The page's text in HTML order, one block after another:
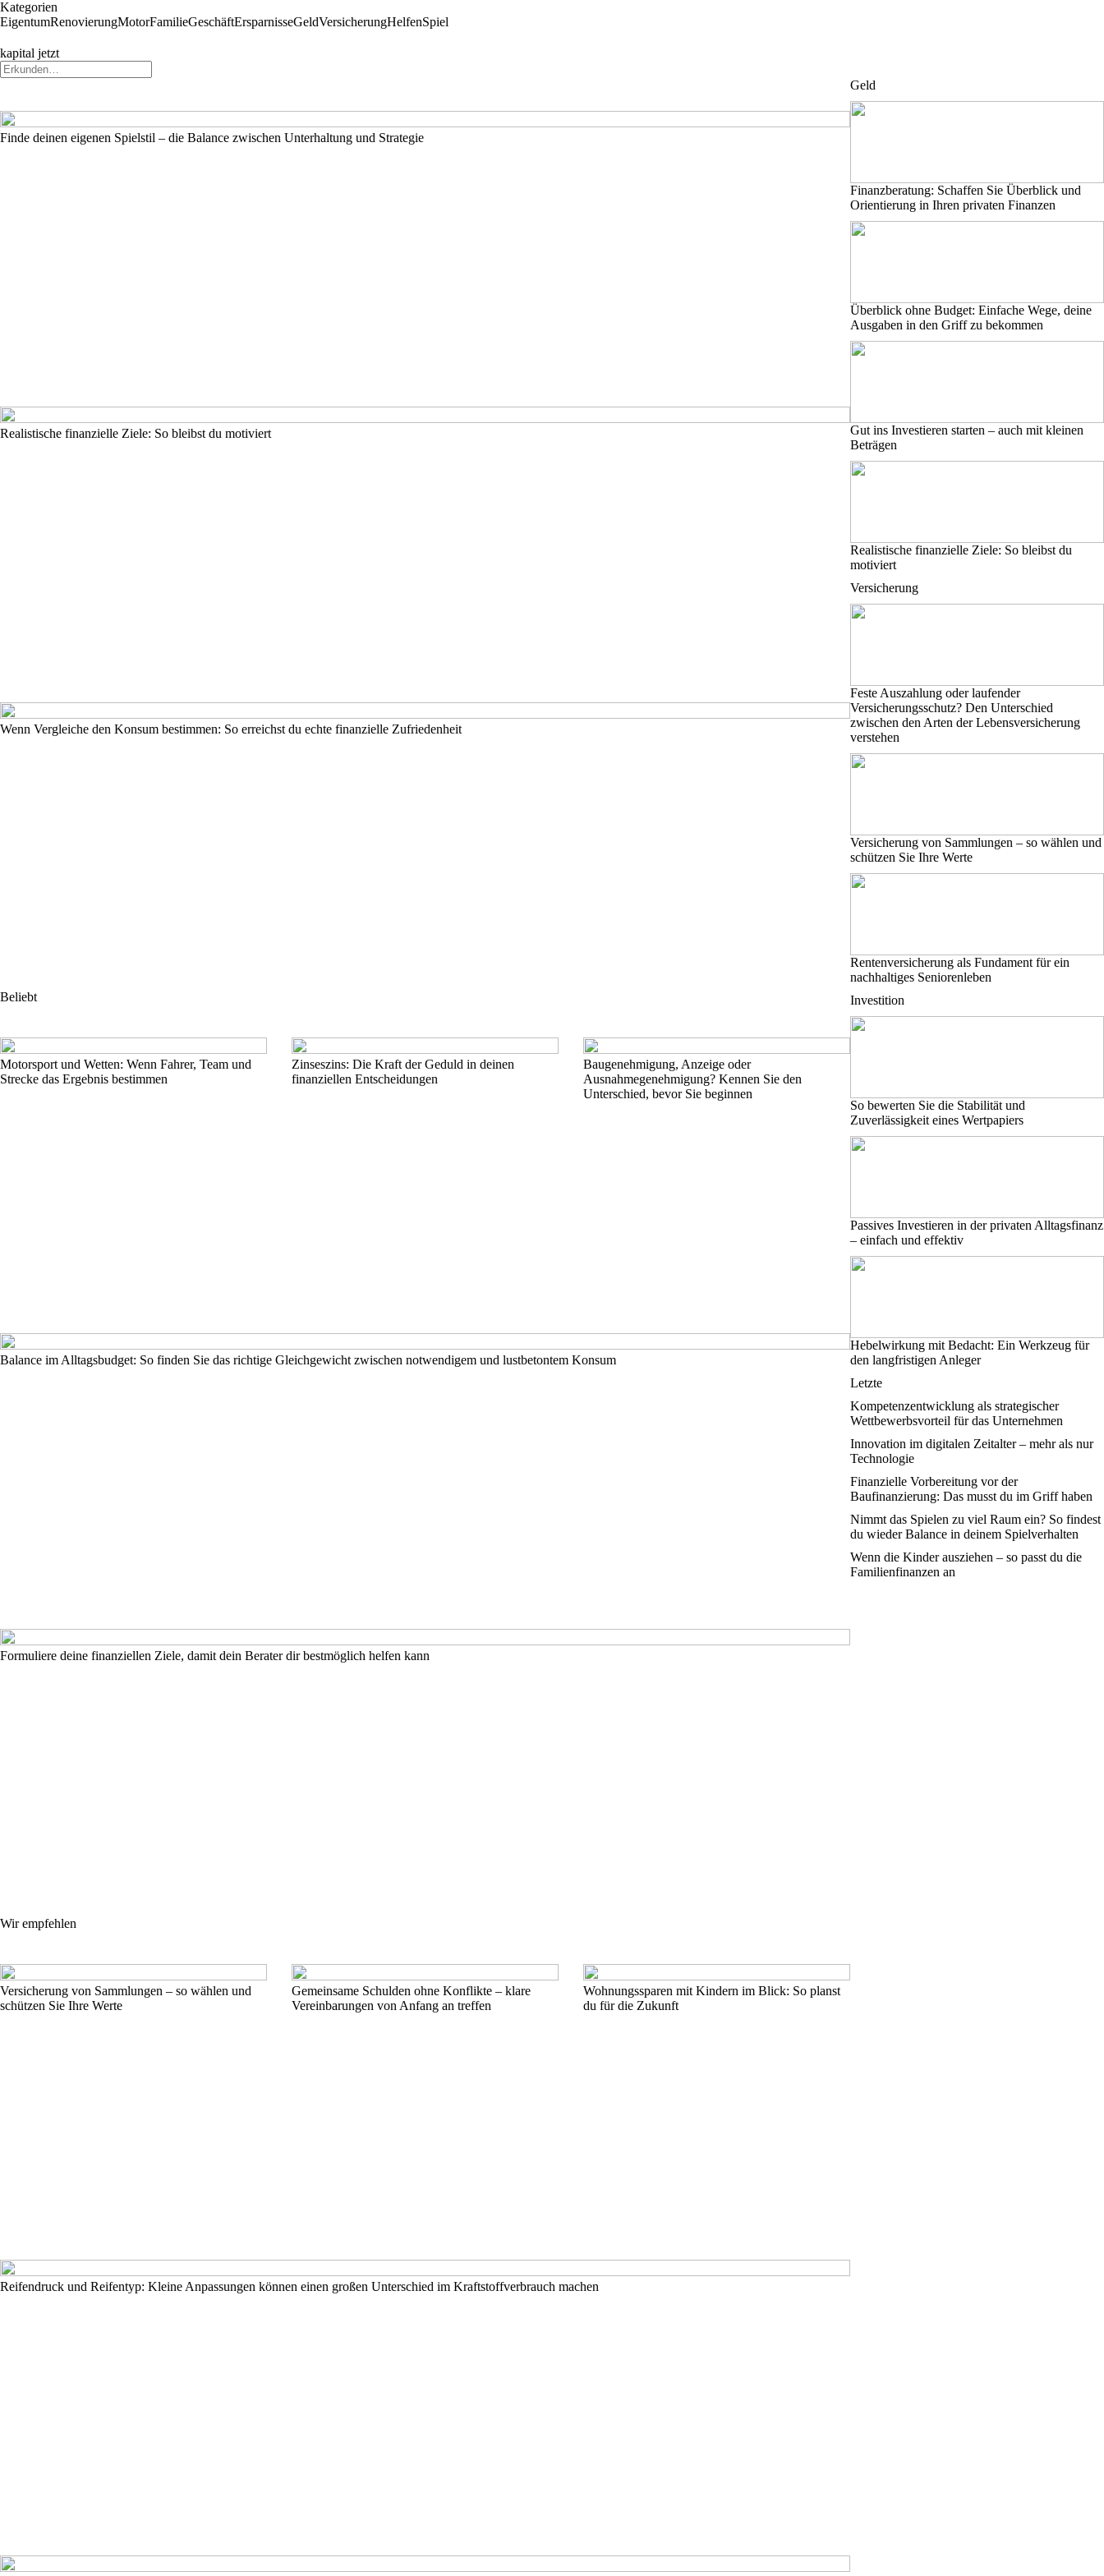
Kategorien
EigentumRenovierungMotorFamilieGeschäftErsparnisseGeldVersicherungHelfenSpiel
kapital jetzt
Finde deinen eigenen Spielstil – die Balance zwischen Unterhaltung und Strategie
Realistische finanzielle Ziele: So bleibst du motiviert
Wenn Vergleiche den Konsum bestimmen: So erreichst du echte finanzielle Zufriedenheit
Beliebt
Motorsport und Wetten: Wenn Fahrer, Team und
Strecke das Ergebnis bestimmen
Zinseszins: Die Kraft der Geduld in deinen
finanziellen Entscheidungen
Baugenehmigung, Anzeige oder
Ausnahmegenehmigung? Kennen Sie den
Unterschied, bevor Sie beginnen
Balance im Alltagsbudget: So finden Sie das richtige Gleichgewicht zwischen notwendigem und lustbetontem Konsum
Formuliere deine finanziellen Ziele, damit dein Berater dir bestmöglich helfen kann
Wir empfehlen
Versicherung von Sammlungen – so wählen und
schützen Sie Ihre Werte
Gemeinsame Schulden ohne Konflikte – klare
Vereinbarungen von Anfang an treffen
Wohnungssparen mit Kindern im Blick: So planst
du für die Zukunft
Reifendruck und Reifentyp: Kleine Anpassungen können einen großen Unterschied im Kraftstoffverbrauch machen
Geld
Finanzberatung: Schaffen Sie Überblick und
Orientierung in Ihren privaten Finanzen
Überblick ohne Budget: Einfache Wege, deine
Ausgaben in den Griff zu bekommen
Gut ins Investieren starten – auch mit kleinen
Beträgen
Realistische finanzielle Ziele: So bleibst du
motiviert
Versicherung
Feste Auszahlung oder laufender
Versicherungsschutz? Den Unterschied
zwischen den Arten der Lebensversicherung
verstehen
Versicherung von Sammlungen – so wählen und
schützen Sie Ihre Werte
Rentenversicherung als Fundament für ein
nachhaltiges Seniorenleben
Investition
So bewerten Sie die Stabilität und
Zuverlässigkeit eines Wertpapiers
Passives Investieren in der privaten Alltagsfinanz
– einfach und effektiv
Hebelwirkung mit Bedacht: Ein Werkzeug für
den langfristigen Anleger
Letzte
Kompetenzentwicklung als strategischer
Wettbewerbsvorteil für das Unternehmen
Innovation im digitalen Zeitalter – mehr als nur
Technologie
Finanzielle Vorbereitung vor der
Baufinanzierung: Das musst du im Griff haben
Nimmt das Spielen zu viel Raum ein? So findest
du wieder Balance in deinem Spielverhalten
Wenn die Kinder ausziehen – so passt du die
Familienfinanzen an